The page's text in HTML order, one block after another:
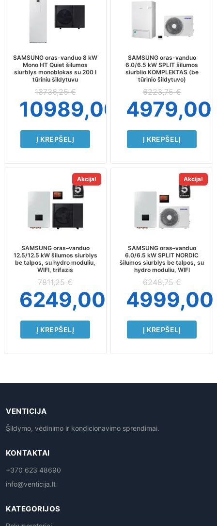
SAMSUNG oras-vanduo 8 kW
Mono HT Quiet šilumos
siurblys monoblokas su 200 l
tūriniu šildytuvu
13736,25€
10989,00 €
Į KREPŠELĮ
SAMSUNG oras-vanduo
6.0/6.5 kW SPLIT šilumos
siurblio KOMPLEKTAS (be
tūrinio šildytuvo)
6223,75€
4979,00
Į KREPŠELĮ
Akcija!
SAMSUNG oras–vanduo
12.5/12.5 kW šilumos siurblys
be talpos, su hydro moduliu,
WIFI, trifazis
7811,25€
6249,00
Į KREPŠELĮ
Akcija!
SAMSUNG oras–vanduo
6.0/6.5 kW SPLIT NORDIC
šilumos siurblys be talpos, su
hydro moduliu, WIFI
6248,75€
Į KREPŠELĮ
VENTICIJA
Šildymo, vėdinimo ir kondicionavimo sprendimai.
KONTAKTAI
+370 623 48690
info@venticija.lt
KATEGORIJOS